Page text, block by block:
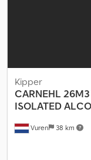
Vuren 38 km
Kipper
CARNEHL 26M3
ISOLATED